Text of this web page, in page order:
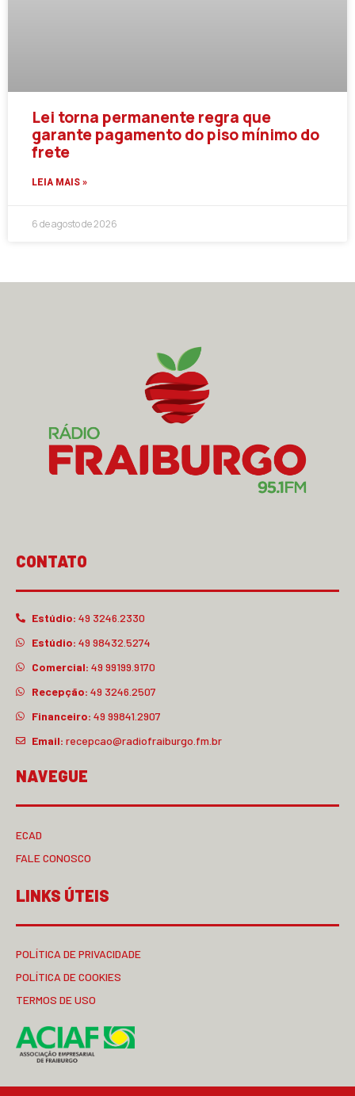
Lei torna permanente regra que
garante pagamento do piso mínimo do
frete
LEIA MAIS »
6 de agosto de 2026
CONTATO
Estúdio: 49 3246.2330
Estúdio: 49 98432.5274
Comercial: 49 99199.9170
Recepção: 49 3246.2507
Financeiro: 49 99841.2907
Email: recepcao@radiofraiburgo.fm.br
NAVEGUE
ECAD
FALE CONOSCO
LINKS ÚTEIS
POLÍTICA DE PRIVACIDADE
POLÍTICA DE COOKIES
TERMOS DE USO